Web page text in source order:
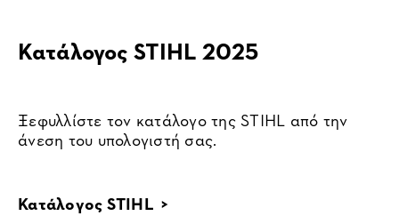
Κατάλογος STIHL 2025
Ξεφυλλίστε τον κατάλογο της STIHL από την
άνεση του υπολογιστή σας.
Κατάλογος STIHL >